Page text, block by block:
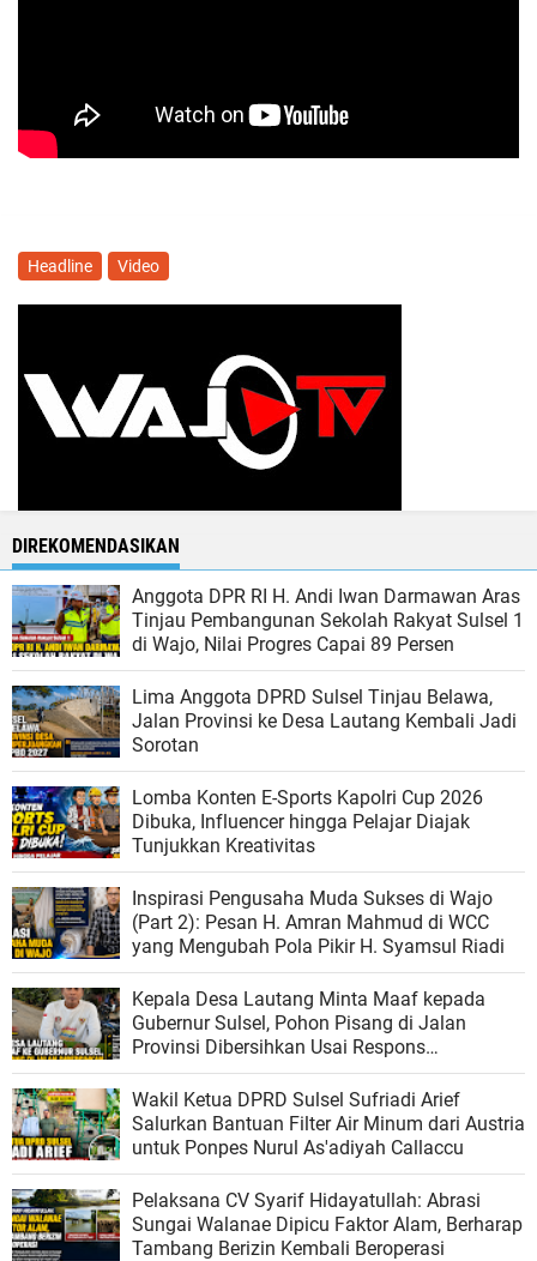
Headline Video
DIREKOMENDASIKAN
Anggota DPR RI H. Andi Iwan Darmawan Aras
Tinjau Pembangunan Sekolah Rakyat Sulsel 1
di Wajo, Nilai Progres Capai 89 Persen
Lima Anggota DPRD Sulsel Tinjau Belawa,
Jalan Provinsi ke Desa Lautang Kembali Jadi
Sorotan
Lomba Konten E-Sports Kapolri Cup 2026
Dibuka, Influencer hingga Pelajar Diajak
Tunjukkan Kreativitas
Inspirasi Pengusaha Muda Sukses di Wajo
(Part 2): Pesan H. Amran Mahmud di WCC
yang Mengubah Pola Pikir H. Syamsul Riadi
Kepala Desa Lautang Minta Maaf kepada
Gubernur Sulsel, Pohon Pisang di Jalan
Provinsi Dibersihkan Usai Respons
Pemerintah
Wakil Ketua DPRD Sulsel Sufriadi Arief
Salurkan Bantuan Filter Air Minum dari Austria
untuk Ponpes Nurul As'adiyah Callaccu
Pelaksana CV Syarif Hidayatullah: Abrasi
Sungai Walanae Dipicu Faktor Alam, Berharap
Tambang Berizin Kembali Beroperasi